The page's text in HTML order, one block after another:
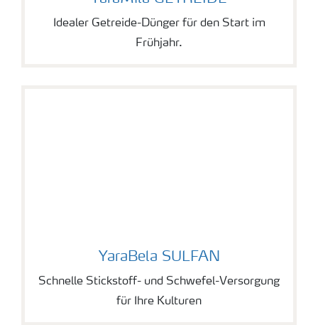
Idealer Getreide-Dünger für den Start im
Frühjahr.
YaraBela SULFAN
Schnelle Stickstoff- und Schwefel-Versorgung
für Ihre Kulturen